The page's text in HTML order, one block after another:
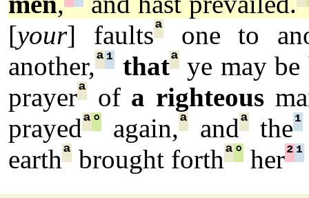
[your] faultsªone to
another,ª¹ thatªye may be
prayerª of a righteous
prayedª° again,ªandªthe¹
earthª brought forthª° her²¹